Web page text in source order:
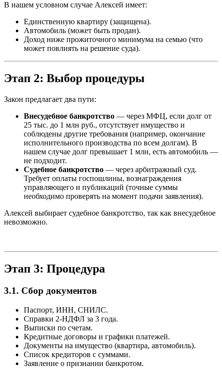
В нашем условном случае Алексей имеет:
Единственную квартиру (защищена).
Автомобиль (может быть продан).
Доход ниже прожиточного минимума на семью (что
может повлиять на решение суда).
Этап 2: Выбор процедуры
Закон предлагает два пути:
Внесудебное банкротство — через МФЦ, если долг от
25 тыс. до 1 млн руб., отсутствует имущество и
соблюдены другие требования (например, окончание
исполнительного производства по всем долгам). В
нашем случае долг превышает 1 млн, есть автомобиль —
не подходит.
Судебное банкротство — через арбитражный суд.
Требует оплаты госпошлины, вознаграждения
управляющего и публикаций (точные суммы
необходимо проверять на момент подачи заявления).
Алексей выбирает судебное банкротство, так как внесудебное
невозможно.
Этап 3: Процедура
3.1. Сбор документов
Паспорт, ИНН, СНИЛС.
Справки 2-НДФЛ за 3 года.
Выписки по счетам.
Кредитные договоры и графики платежей.
Документы на имущество (квартира, автомобиль).
Список кредиторов с суммами.
Заявление о признании банкротом.